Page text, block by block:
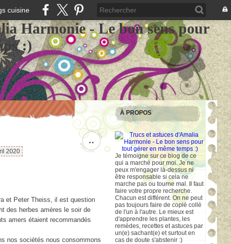
cuisine
Harmonie - Le bon sens pour
:)
…
2020
et Peter Theiss, il est question
des herbes amères le soir de
amers étaient recommandés
nos sociétés nous consommons
À PROPOS
Je témoigne sur ce blog de ce
qui a marché pour moi. Je ne
peux m'engager là-dessus ni
être responsable si cela ne
marche pas ou tourne mal. Il faut
faire votre propre recherche.
Chacun est différent. On ne peut
pas toujours faire de copié collé
de l'un à l'autre. Le mieux est
d'apprendre les plantes, les
remèdes, recettes et astuces par
un(e) sachant(e) et surtout en
cas de doute s'abstenir :)